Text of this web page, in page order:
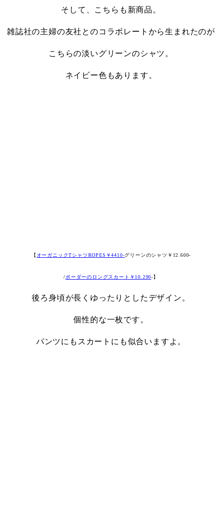
そして、こちらも新商品。
雑誌社の主婦の友社とのコラボレートから生まれたのが
こちらの淡いグリーンのシャツ。
ネイビー色もあります。
【 オーガニックTシャツROPES￥4410-グリーンのシャツ￥12.600-
/ボーダーのロングスカート￥10.290-】
後ろ身頃が長くゆったりとしたデザイン。
個性的な一枚です。
パンツにもスカートにも似合いますよ。